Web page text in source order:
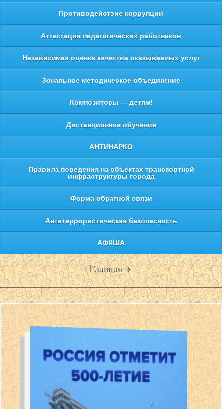
Противодействие коррупции
Аттестация педагогических работников
Независимая оценка качества оказываемых услуг
Зональное методическое объединение
Композиторы — детям!
Дистанционное обучение
АНТИНАРКО
Правила поведения на объектах транспортной
инфраструктуры города
Форма обратной связи
Антитеррористическая безопасность
АФИША
Главная